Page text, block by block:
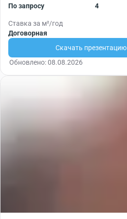
По запросу
4
Ставка за м²/год
Договорная
Скачать презентацию
Обновлено: 08.08.2026